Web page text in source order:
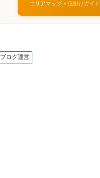
エリアマップ × 仕掛けガイド
ブログ運営